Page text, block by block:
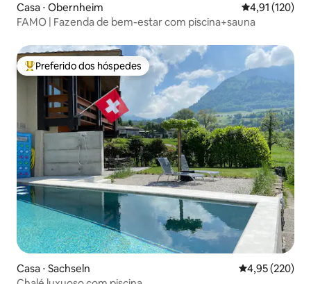
Casa ⋅ Obernheim 4,91 de uma
4,91 (120)
FAMO | Fazenda de bem-estar com piscina+sauna
Entre os melhores preferidos dos hóspedes
Preferido dos hóspedes
Casa ⋅ Sachseln 4,95 de uma
4,95 (220)